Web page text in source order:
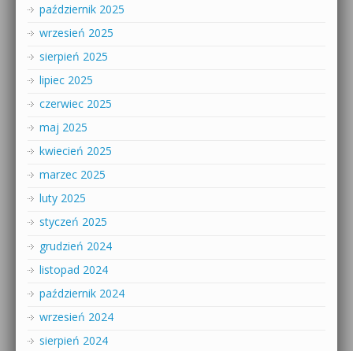
październik 2025
wrzesień 2025
sierpień 2025
lipiec 2025
czerwiec 2025
maj 2025
kwiecień 2025
marzec 2025
luty 2025
styczeń 2025
grudzień 2024
listopad 2024
październik 2024
wrzesień 2024
sierpień 2024